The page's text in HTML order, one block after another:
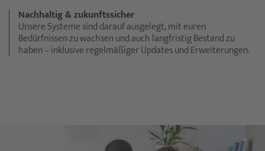
Nachhaltig & zukunftssicher
Unsere Systeme sind darauf ausgelegt, mit euren
Bedürfnissen zu wachsen und auch langfristig Bestand zu
haben – inklusive regelmäßiger Updates und Erweiterungen.